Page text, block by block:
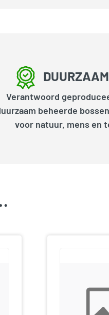
Verantwoord
beheerde
voor natuur, mens en